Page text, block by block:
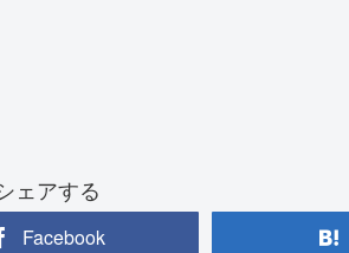
ェアする
Facebook